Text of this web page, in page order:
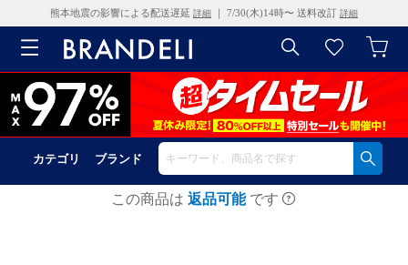
熊本地震の影響による配送遅延 詳細 ｜ 7/30(木)14時〜 送料改訂 詳細
カテゴリ ブランド
この商品は 返品可能 です